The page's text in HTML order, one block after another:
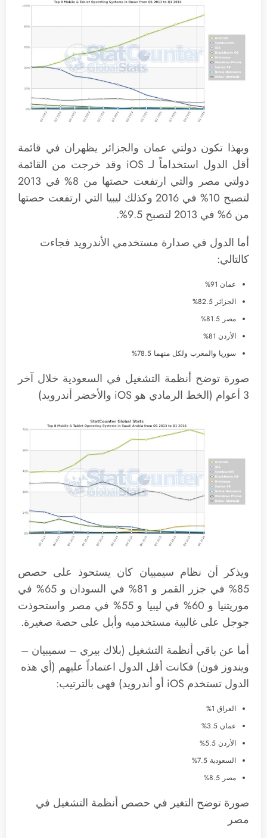
وبهذا تكون دولتي عمان والجزائر يظهران في قائمة
أقل الدول استخداماً لـ iOS وقد خرجت من القائمة
دولتي مصر والتي ارتفعت حصتها من 8% في 2013
لتصبح 10% في 2016 وكذلك ليبيا التي ارتفعت حصتها
من 6% في 2013 لتصبح 9.5%.
أما الدول في صدارة مستخدمي الأندرويد فجاءت
كالتالي:
عمان 91%
الجزائر 82.5%
مصر 81.5%
الأردن 81%
سوريا والمغرب ولكل منهما 78.5%
صورة توضح أنظمة التشغيل في السعودية خلال آخر
3 أعوام (الخط الرمادي هو iOS والأخضر أندرويد)
ويذكر أن نظام سيمبيان كان يستحوذ على حصص
85% في جزر القمر و 81% في السودان و 65% في
موريتنيا و 60% في ليبيا و 55% في مصر واستحوذت
جوجل على غالبية مستخدميه وأبل على حصة صغيرة.
أما عن باقي أنظمة التشغيل (بلاك بيري – سميبيان –
ويندوز فون) فكانت أقل الدول اعتماداً عليهم (أي هذه
الدول تستخدم iOS أو أندرويد) فهى بالترتيب:
العراق 1%
عمان 3.5%
الأردن 5.5%
السعودية 7.5%
مصر 8.5%
صورة توضح التغير في حصص أنظمة التشغيل في
مصر